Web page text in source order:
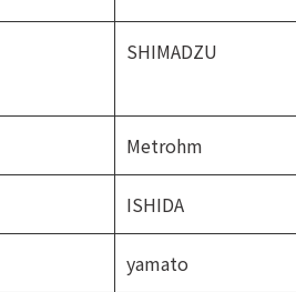
SHIMADZU
Metrohm
ISHIDA
yamato